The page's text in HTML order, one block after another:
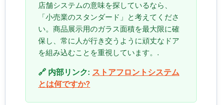
店舗システムの意味を探しているなら、
「小売業のスタンダード」と考えてくださ
い。商品展示用のガラス面積を最大限に確
保し、常に人が行き交うように頑丈なドア
を組み込むことを重視しています。.
🔗 内部リンク: ストアフロントシステム
とは何ですか?